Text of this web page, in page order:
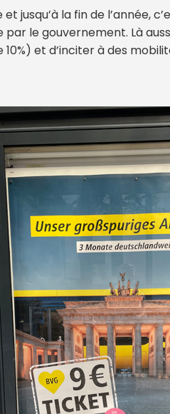
jusqu’à la fin de l’année,
le gouvernement. Là
et d’inciter à des